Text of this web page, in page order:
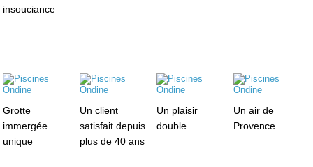
insouciance
Grotte
immergée
unique
Un client
satisfait depuis
plus de 40 ans
Un plaisir
double
Un air de
Provence